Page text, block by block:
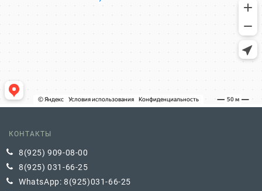
КОНТАКТЫ
8(925) 909-08-00
8(925) 031-66-25
WhatsApp: 8(925)031-66-25